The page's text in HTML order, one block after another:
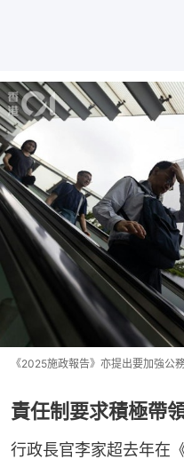
《2025施政報告》亦提出要加強公
責任制要求積極帶
行政長官李家超去年在